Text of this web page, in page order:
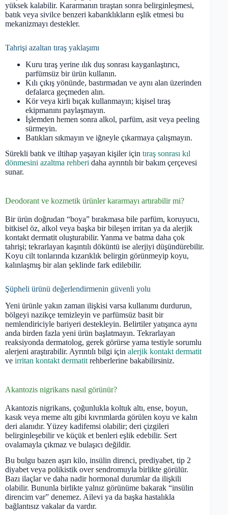
yüksek kalabilir. Kararmanın tıraştan sonra belirginleşmesi,
batık veya sivilce benzeri kabarıklıkların eşlik etmesi bu
mekanizmayı destekler.
Tahrişi azaltan tıraş yaklaşımı
Kuru tıraş yerine ılık duş sonrası kayganlaştırıcı,
parfümsüz bir ürün kullanın.
Kılı çıkış yönünde, bastırmadan ve aynı alan üzerinden
defalarca geçmeden alın.
Kör veya kirli bıçak kullanmayın; kişisel tıraş
ekipmanını paylaşmayın.
İşlemden hemen sonra alkol, parfüm, asit veya peeling
sürmeyin.
Batıkları sıkmayın ve iğneyle çıkarmaya çalışmayın.
Sürekli batık ve iltihap yaşayan kişiler için tıraş sonrası kıl
dönmesini azaltma rehberi daha ayrıntılı bir bakım çerçevesi
sunar.
Deodorant ve kozmetik ürünler kararmayı artırabilir mi?
Bir ürün doğrudan “boya” bırakmasa bile parfüm, koruyucu,
bitkisel öz, alkol veya başka bir bileşen irritan ya da alerjik
kontakt dermatit oluşturabilir. Yanma ve batma daha çok
tahrişi; tekrarlayan kaşıntılı döküntü ise alerjiyi düşündürebilir.
Koyu cilt tonlarında kızarıklık belirgin görünmeyip koyu,
kalınlaşmış bir alan şeklinde fark edilebilir.
Şüpheli ürünü değerlendirmenin güvenli yolu
Yeni ürünle yakın zaman ilişkisi varsa kullanımı durdurun,
bölgeyi nazikçe temizleyin ve parfümsüz basit bir
nemlendiriciyle bariyeri destekleyin. Belirtiler yatışınca aynı
anda birden fazla yeni ürün başlatmayın. Tekrarlayan
reaksiyonda dermatolog, gerek görürse yama testiyle sorumlu
alerjeni araştırabilir. Ayrıntılı bilgi için alerjik kontakt dermatit
ve irritan kontakt dermatit rehberlerine bakabilirsiniz.
Akantozis nigrikans nasıl görünür?
Akantozis nigrikans, çoğunlukla koltuk altı, ense, boyun,
kasık veya meme altı gibi kıvrımlarda görülen koyu ve kalın
deri alanıdır. Yüzey kadifemsi olabilir; deri çizgileri
belirginleşebilir ve küçük et benleri eşlik edebilir. Sert
ovalamayla çıkmaz ve bulaşıcı değildir.
Bu bulgu bazen aşırı kilo, insülin direnci, prediyabet, tip 2
diyabet veya polikistik over sendromuyla birlikte görülür.
Bazı ilaçlar ve daha nadir hormonal durumlar da ilişkili
olabilir. Bununla birlikte yalnız görünüme bakarak “insülin
direncim var” denemez. Ailevi ya da başka hastalıkla
bağlantısız vakalar da vardır.